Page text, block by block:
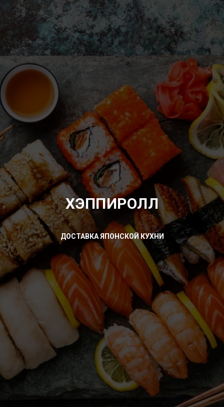
ХЭППИРОЛЛ
ДОСТАВКА ЯПОНСКОЙ КУХНИ